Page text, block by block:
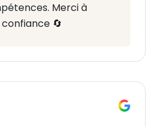
Merci à
🔄